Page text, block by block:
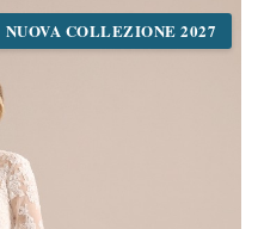
NUOVA COLLEZIONE 2027